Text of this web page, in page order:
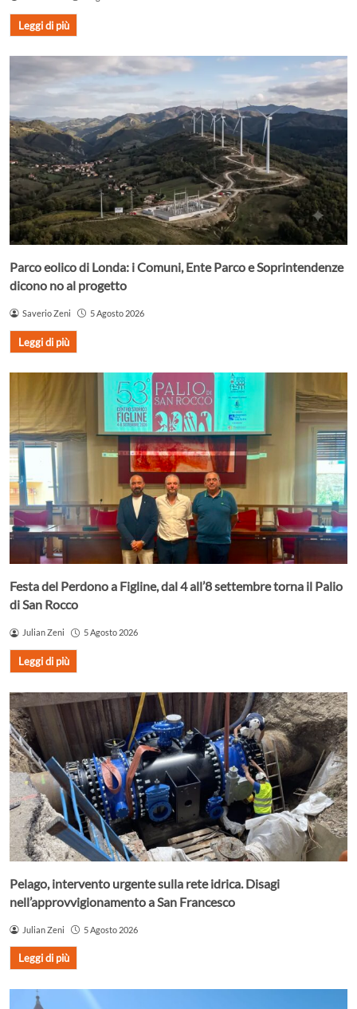
Leggi di più
Parco eolico di Londa: i Comuni, Ente Parco e Soprintendenze
dicono no al progetto
Saverio Zeni 5 Agosto 2026
Leggi di più
Festa del Perdono a Figline, dal 4 all’8 settembre torna il Palio
di San Rocco
Julian Zeni 5 Agosto 2026
Leggi di più
Pelago, intervento urgente sulla rete idrica. Disagi
nell’approvvigionamento a San Francesco
Julian Zeni 5 Agosto 2026
Leggi di più